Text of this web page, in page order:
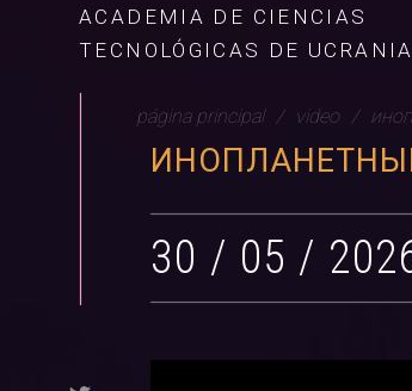
ACADEMIA DE CIENCIAS
TECNOLÓGICAS DE UCRANIA
página principal video
30 / 05 /